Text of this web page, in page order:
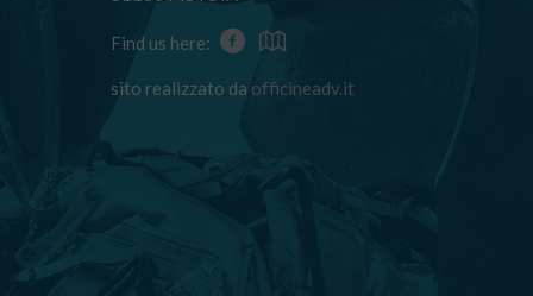
Find us here:
sito realizzato da officineadv.it